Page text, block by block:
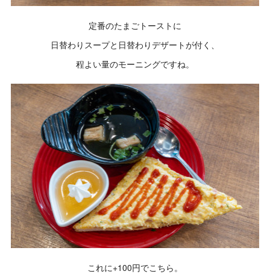
定番のたまごトーストに
日替わりスープと日替わりデザートが付く、
程よい量のモーニングですね。
これに+100円でこちら。